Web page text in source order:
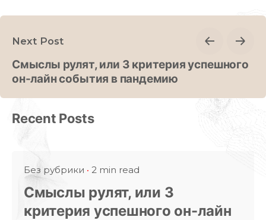
Next Post
Смыслы рулят, или 3 критерия успешного
он-лайн события в пандемию
Recent Posts
Без рубрики 2 min read
Смыслы рулят, или 3
критерия успешного он-лайн